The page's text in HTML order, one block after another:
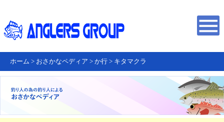
ホーム > おさかなペディア > か行 > キタマクラ